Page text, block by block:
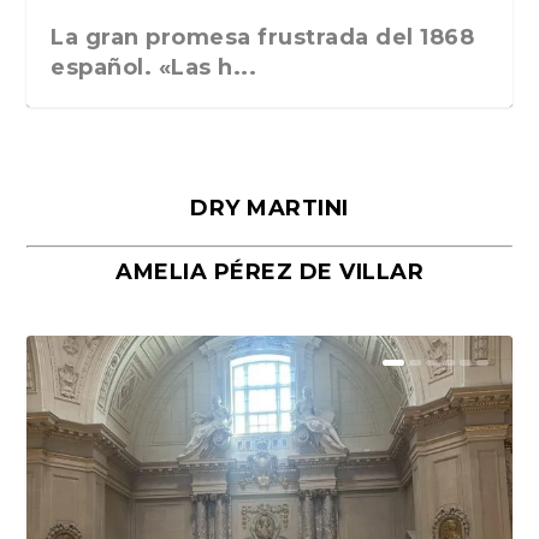
La gran promesa frustrada del 1868
español. «Las h...
Málaga, verso en azul, de Rafael
Porras y Salvador...
«La cocina hebrea. Alimentación
del pueblo judío e...
DRY MARTINI
AMELIA PÉREZ DE VILLAR